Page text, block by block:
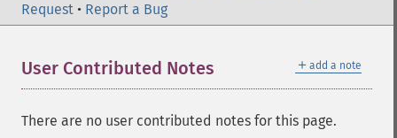
Request • Report a Bug
＋ add a note
User Contributed Notes
There are no user contributed notes for this page.